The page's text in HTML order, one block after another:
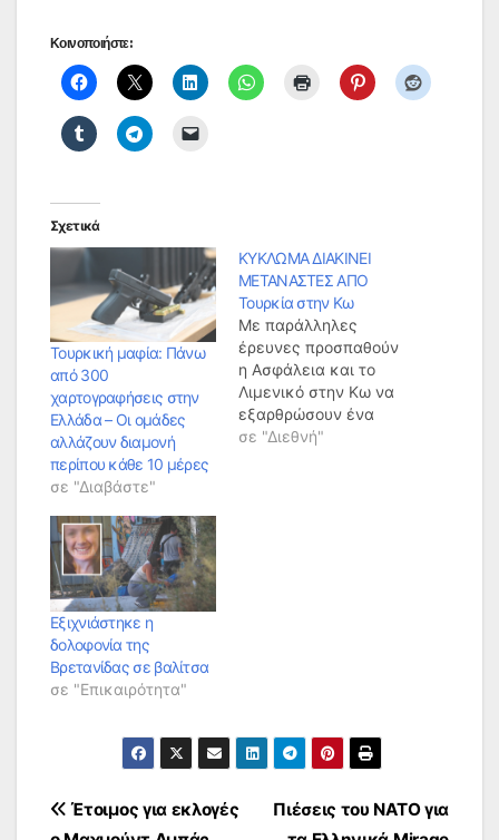
Κοινοποιήστε:
Σχετικά
Toυρκική μαφία: Πάνω
από 300
χαρτογραφήσεις στην
Ελλάδα – Οι ομάδες
αλλάζουν διαμονή
περίπου κάθε 10 μέρες
σε "Διαβάστε"
ΚΥΚΛΩΜΑ ΔΙΑΚΙΝΕΙ
ΜΕΤΑΝΑΣΤΕΣ ΑΠΟ
Τουρκία στην Κω
Με παράλληλες
έρευνες προσπαθούν
η Ασφάλεια και το
Λιμενικό στην Κω να
εξαρθρώσουν ένα
καλά οργανωμένο
σε "Διεθνή"
Εξιχνιάστηκε η
δολοφονία της
Βρετανίδας σε βαλίτσα
σε "Επικαιρότητα"
Πλοήγηση
Πιέσεις του ΝΑΤΟ για
Έτοιμος για εκλογές